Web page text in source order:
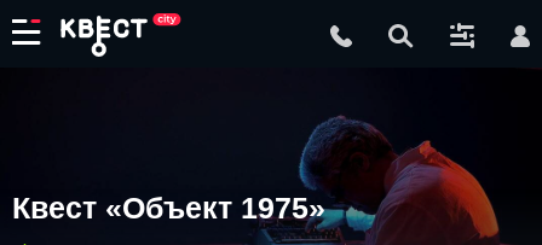
Квест «Объект 1975»